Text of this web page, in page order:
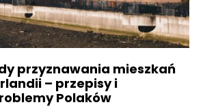
przyznawania mieszkań
– przepisy i
Polaków